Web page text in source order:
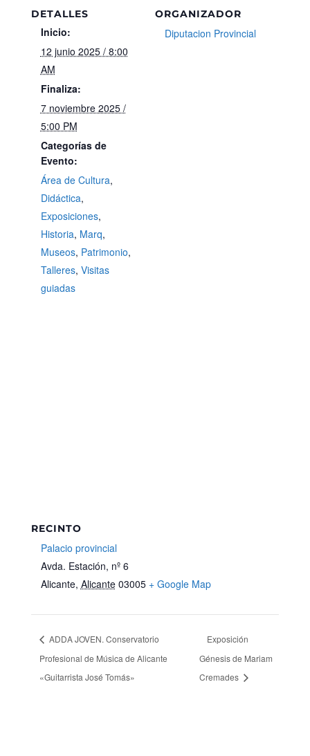
DETALLES
Inicio:
12 junio 2025 / 8:00
AM
Finaliza:
7 noviembre 2025 /
5:00 PM
Categorías de
Evento:
Área de Cultura,
Didáctica,
Exposiciones,
Historia, Marq,
Museos, Patrimonio,
Talleres, Visitas
guiadas
ORGANIZADOR
Diputacion Provincial
RECINTO
Palacio provincial
Avda. Estación, nº 6
Alicante, Alicante 03005 + Google Map
ADDA JOVEN. Conservatorio
Profesional de Música de Alicante
«Guitarrista José Tomás»
Exposición
Génesis de Mariam
Cremades